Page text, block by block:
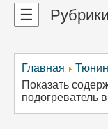
Главная
Показать
подогреватель
☰ Рубрики